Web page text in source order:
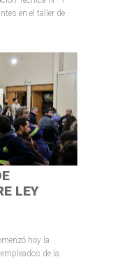
en el taller de
LEY
hoy la
de la